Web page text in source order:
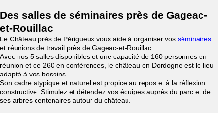
Des salles de séminaires près de Gageac-
et-Rouillac
Le Château près de Périgueux vous aide à organiser vos séminaires
et réunions de travail près de Gageac-et-Rouillac.
Avec nos 5 salles disponibles et une capacité de 160 personnes en
réunion et de 260 en conférences, le château en Dordogne est le lieu
adapté à vos besoins.
Son cadre atypique et naturel est propice au repos et à la réflexion
constructive. Stimulez et détendez vos équipes auprès du parc et de
ses arbres centenaires autour du château.